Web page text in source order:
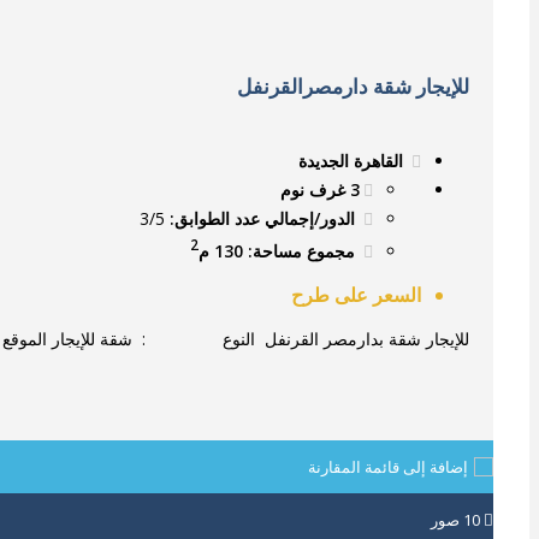
للإيجار شقة دارمصرالقرنفل
القاهرة الجديدة
3 غرف نوم
الدور/إجمالي عدد الطوابق: 3/5
مجموع مساحة: 130 م
2
السعر على طرح
للإيجار شقة بدارمصر القرنفل النوع : شقة للإيجار
إضافة إلى قائمة المقارنة
10 صور